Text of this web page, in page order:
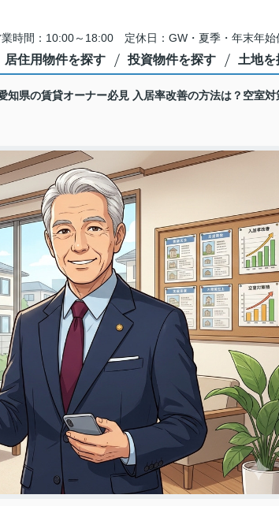
時間：10:00～18:00 定休日：GW・夏季・年末年始
居住用物件を探す 投資物件を探す 土地を
知県の賃貸オーナー必見 入居率改善の方法は？空室